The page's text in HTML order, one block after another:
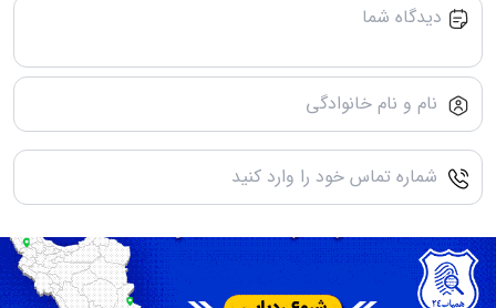
ارسال نظر شما